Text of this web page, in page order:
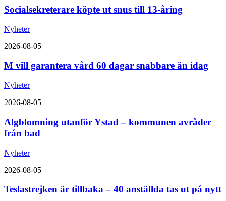
Socialsekreterare köpte ut snus till 13-åring
Nyheter
2026-08-05
M vill garantera vård 60 dagar snabbare än idag
Nyheter
2026-08-05
Algblomning utanför Ystad – kommunen avråder
från bad
Nyheter
2026-08-05
Teslastrejken är tillbaka – 40 anställda tas ut på nytt